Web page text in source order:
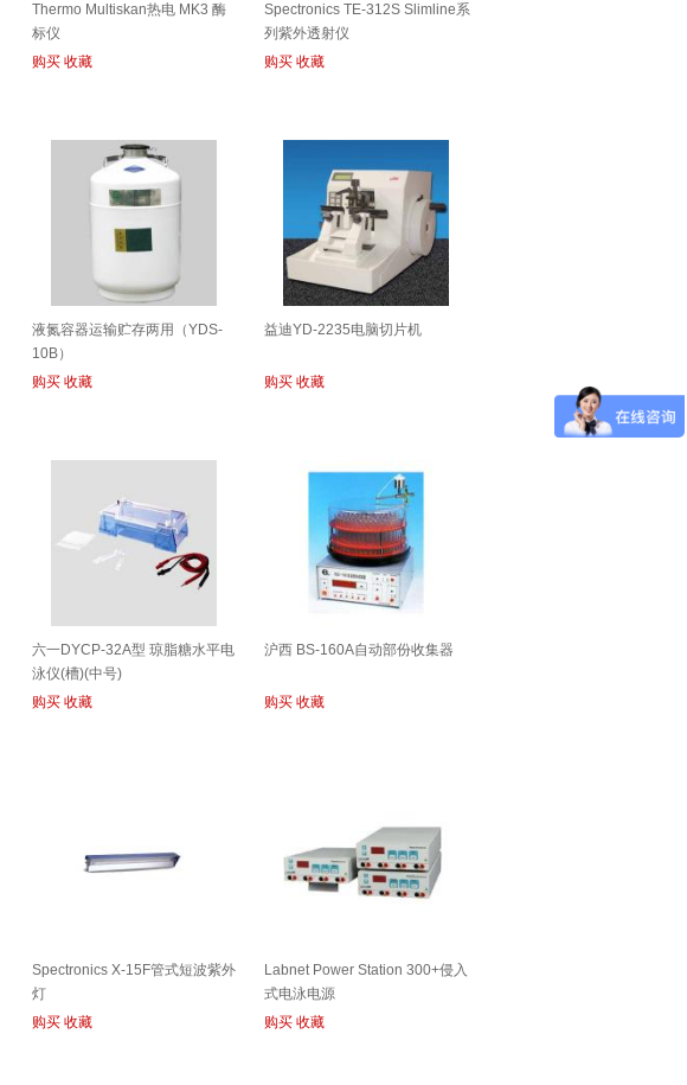
Thermo Multiskan热电 MK3 酶
标仪
购买 收藏
Spectronics TE-312S Slimline系
列紫外透射仪
购买 收藏
液氮容器运输贮存两用（YDS-
10B）
购买 收藏
益迪YD-2235电脑切片机
购买 收藏
六一DYCP-32A型 琼脂糖水平电
泳仪(槽)(中号)
购买 收藏
沪西 BS-160A自动部份收集器
购买 收藏
Spectronics X-15F管式短波紫外
灯
购买 收藏
Labnet Power Station 300+侵入
式电泳电源
购买 收藏